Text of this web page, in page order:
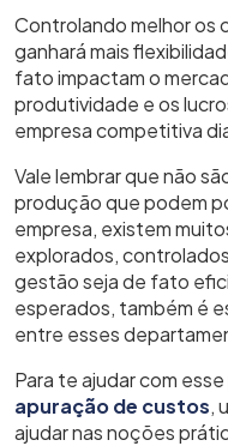
Controlando melhor os
ganhará mais
fato impactam o
produtividade e os
empresa competitiva
Vale lembrar que não
produção que podem
empresa, existem
explorados,
gestão seja de fato
esperados, também é
entre esses
Para te ajudar com
apuração de custos,
ajudar nas noções